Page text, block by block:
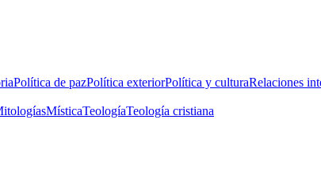
Política de pazPolítica exteriorPolítica y culturaRelaciones
MísticaTeologíaTeología cristiana